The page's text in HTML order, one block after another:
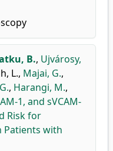
B., Ujvárosy,
L., Majai, G.,
, Harangi, M.,
1, and sVCAM-
Risk for
Patients with